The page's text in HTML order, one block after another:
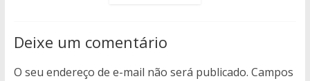
Deixe um comentário
O seu endereço de e-mail não será publicado. Campos